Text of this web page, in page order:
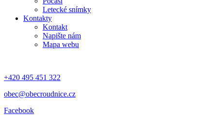
Letecké snímky
Kontakty
Kontakt
Napište nám
Mapa webu
+420 495 451 322
obec@obecroudnice.cz
Facebook